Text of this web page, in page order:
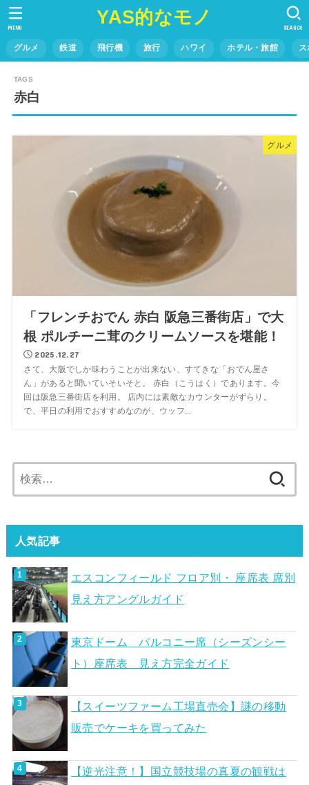
YAS的なモノ
グルメ 鉄道 飛行機 旅行 ハワイ ホテル・旅館
SEARCH
MENU
赤白
グルメ
「フレンチおでん 赤白 阪急三番街店」で大
根 ポルチーニ茸のクリームソースを堪能！
2025.12.27
さて、大阪でしか味わうことが出来ない、すてきな「おでん屋さ
ん」があると聞いていそいそと。 赤白（こうはく）であります。今
回は阪急三番街店を利用。 店内には素敵なカウンターがずらり。
で、平日の利用でおすすめなのが、ウッフ...
索:
人気記事
エスコンフィールド フロア別・ 座席表 席別
見え方アングルガイド
東京ドーム バルコニー席（シーズンシー
ト）座席表 見え方完全ガイド
【スイーツファーム工場直売会】謎の移動
販売でケーキを買ってみた
【逆光注意！】国立競技場の真夏の観戦は